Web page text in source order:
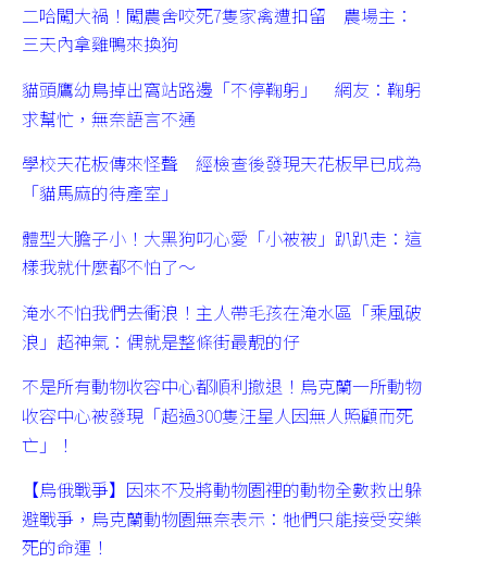
二哈闖大禍！闖農舍咬死7隻家禽遭扣留 農場主：
三天內拿雞鴨來換狗
貓頭鷹幼鳥掉出窩站路邊「不停鞠躬」 網友：鞠躬
求幫忙，無奈語言不通
學校天花板傳來怪聲 經檢查後發現天花板早已成為
「貓馬麻的待產室」
體型大膽子小！大黑狗叼心愛「小被被」趴趴走：這
樣我就什麼都不怕了～
淹水不怕我們去衝浪！主人帶毛孩在淹水區「乘風破
浪」超神氣：偶就是整條街最靚的仔
不是所有動物收容中心都順利撤退！烏克蘭一所動物
收容中心被發現「超過300隻汪星人因無人照顧而死
亡」！
【烏俄戰爭】因來不及將動物園裡的動物全數救出躲
避戰爭，烏克蘭動物園無奈表示：牠們只能接受安樂
死的命運！